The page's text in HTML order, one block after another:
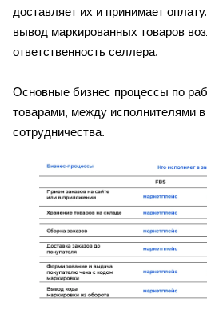
доставляет их и принимает
вывод маркированных товаров
ответственность селлера.
Основные бизнес процессы по
товарами, между исполнителями
сотрудничества.